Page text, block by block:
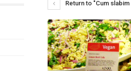
Return to "Cum